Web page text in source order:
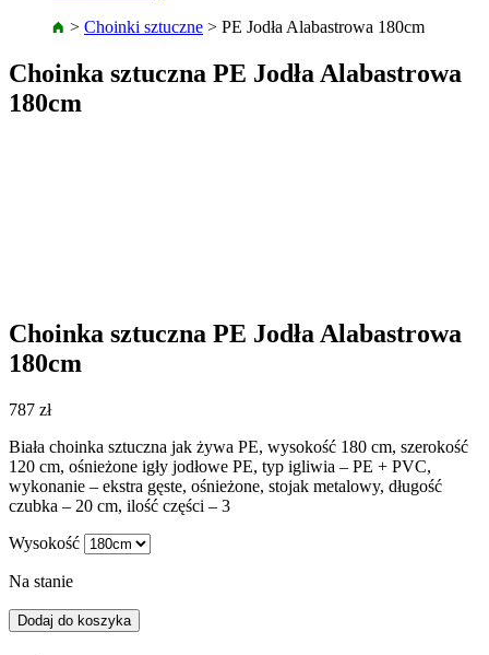
> Choinki sztuczne > PE Jodła Alabastrowa 180cm
Choinka sztuczna PE Jodła Alabastrowa
180cm
Choinka sztuczna PE Jodła Alabastrowa
180cm
787 zł
Biała choinka sztuczna jak żywa PE, wysokość 180 cm, szerokość
120 cm, ośnieżone igły jodłowe PE, typ igliwia – PE + PVC,
wykonanie – ekstra gęste, ośnieżone, stojak metalowy, długość
czubka – 20 cm, ilość części – 3
Wysokość
Na stanie
Dodaj do koszyka